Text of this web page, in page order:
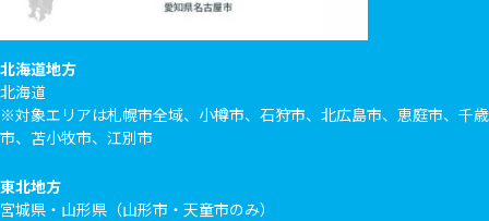
北海道地方
北海道
※対象エリアは札幌市全域、小樽市、石狩市、北広島市、恵庭市、千歳
市、苫小牧市、江別市
東北地方
宮城県・山形県（山形市・天童市のみ）